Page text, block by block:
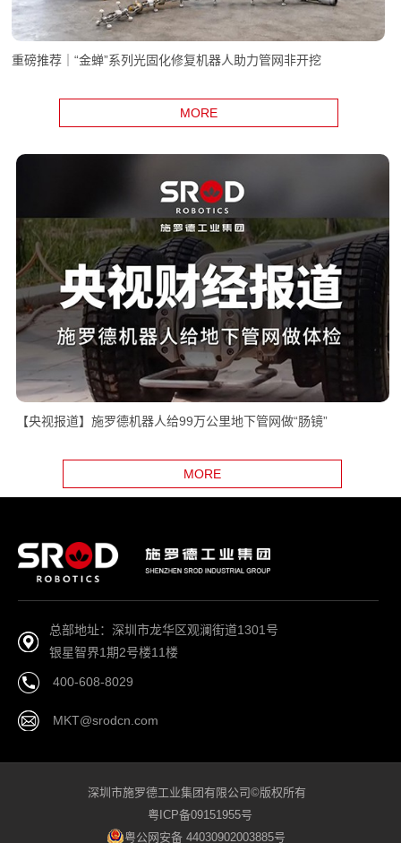
重磅推荐｜“金蝉”系列光固化修复机器人助力管网非开挖
MORE
【央视报道】施罗德机器人给99万公里地下管网做“肠镜”
MORE
总部地址：深圳市龙华区观澜街道1301号
银星智界1期2号楼11楼
400-608-8029
MKT@srodcn.com
深圳市施罗德工业集团有限公司©版权所有
粤ICP备09151955号
粤公网安备 44030902003885号